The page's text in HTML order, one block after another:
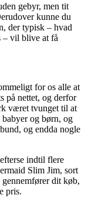
gebyr, men tit
kunne du
der typisk – hvad
– vil blive at få
for os alle at
på nettet, og derfor
været tvunget til at
og børn, og
og endda nogle
indtil flere
Slim Jim, sort
dit køb,
pris.